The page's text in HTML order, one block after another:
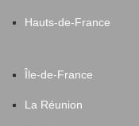
Hauts-de-France
Île-de-France
La Réunion